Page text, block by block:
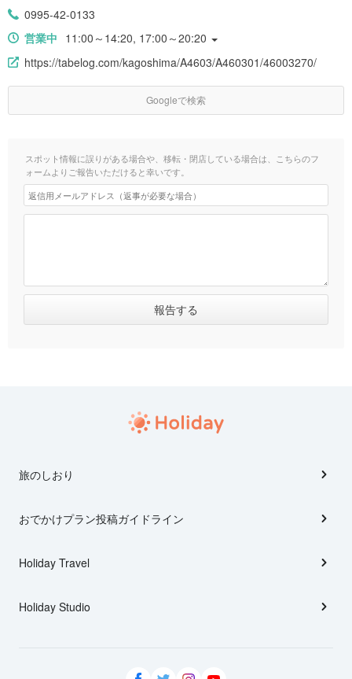
0995-42-0133
営業中 11:00～14:20, 17:00～20:20
https://tabelog.com/kagoshima/A4603/A460301/46003270/
Googleで検索
スポット情報に誤りがある場合や、移転・閉店している場合は、こちらのフ
ォームよりご報告いただけると幸いです。
旅のしおり
おでかけプラン投稿ガイドライン
Holiday Travel
Holiday Studio